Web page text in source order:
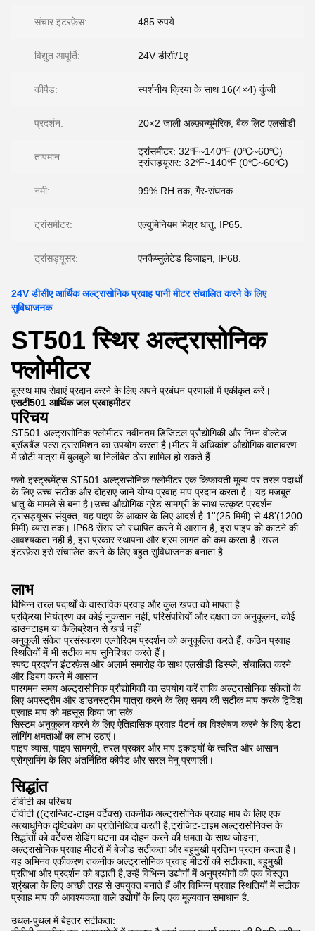
संचार इंटरफ़ेस: 485 रुपये
विद्युत आपूर्ति: 24V डीसी/1ए
कीपैड: स्पर्शनीय क्रिया के साथ 16(4×4) कुंजी
प्रदर्शन: 20×2 जाली अल्फ़ान्यूमेरिक, बैक लिट एलसीडी
तापमान:
ट्रांसमीटर: 32℉~140℉ (0℃~60℃)
ट्रांसड्यूसर: 32℉~140℉ (0℃~60℃)
नमी: 99% RH तक, गैर-संघनक
ट्रांसमीटर: एल्युमिनियम मिश्र धातु, IP65.
ट्रांसड्यूसर: एनकैप्सुलेटेड डिजाइन, IP68.
24V डीसीए आर्थिक अल्ट्रासोनिक प्रवाह पानी मीटर संचालित करने के लिए
सुविधाजनक
ST501 स्थिर अल्ट्रासोनिक
फ्लोमीटर
दूरस्थ माप सेवाएं प्रदान करने के लिए अपने प्रबंधन प्रणाली में एकीकृत करें।
एसटी501 आर्थिक जल प्रवाहमीटर
परिचय
ST501 अल्ट्रासोनिक फ्लोमीटर नवीनतम डिजिटल प्रौद्योगिकी और निम्न वोल्टेज
ब्रॉडबैंड पल्स ट्रांसमिशन का उपयोग करता है।मीटर में अधिकांश औद्योगिक वातावरण
में छोटी मात्रा में बुलबुले या निलंबित ठोस शामिल हो सकते हैं.
फ्लो-इंस्ट्रूमेंट्स ST501 अल्ट्रासोनिक फ्लोमीटर एक किफायती मूल्य पर तरल पदार्थों
के लिए उच्च सटीक और दोहराए जाने योग्य प्रवाह माप प्रदान करता है। यह मजबूत
धातु के मामले से बना है।उच्च औद्योगिक ग्रेड सामग्री के साथ उत्कृष्ट प्रदर्शन
ट्रांसड्यूसर संयुक्त, यह पाइप के आकार के लिए आदर्श है 1''(25 मिमी) से 48'(1200
मिमी) व्यास तक। IP68 सेंसर जो स्थापित करने में आसान हैं, इस पाइप को काटने की
आवश्यकता नहीं है, इस प्रकार स्थापना और श्रम लागत को कम करता है।सरल
इंटरफ़ेस इसे संचालित करने के लिए बहुत सुविधाजनक बनाता है.
लाभ
विभिन्न तरल पदार्थों के वास्तविक प्रवाह और कुल खपत को मापता है
प्रक्रिया नियंत्रण का कोई नुकसान नहीं, परिसंपत्तियों और दक्षता का अनुकूलन, कोई
डाउनटाइम या कैलिब्रेशन से खर्च नहीं
अनुकूली संकेत प्रसंस्करण एल्गोरिदम प्रदर्शन को अनुकूलित करते हैं, कठिन प्रवाह
स्थितियों में भी सटीक माप सुनिश्चित करते हैं।
स्पष्ट प्रदर्शन इंटरफ़ेस और अलार्म समारोह के साथ एलसीडी डिस्प्ले, संचालित करने
और डिबग करने में आसान
पारगमन समय अल्ट्रासोनिक प्रौद्योगिकी का उपयोग करें ताकि अल्ट्रासोनिक संकेतों के
लिए अपस्ट्रीम और डाउनस्ट्रीम यात्रा करने के लिए समय की सटीक माप करके द्विदिश
प्रवाह माप को महसूस किया जा सके
सिस्टम अनुकूलन करने के लिए ऐतिहासिक प्रवाह पैटर्न का विश्लेषण करने के लिए डेटा
लॉगिंग क्षमताओं का लाभ उठाएं।
पाइप व्यास, पाइप सामग्री, तरल प्रकार और माप इकाइयों के त्वरित और आसान
प्रोग्रामिंग के लिए अंतर्निहित कीपैड और सरल मेनू प्रणाली।
सिद्धांत
टीवीटी का परिचय
टीवीटी ((ट्रान्जिट-टाइम वर्टेक्स) तकनीक अल्ट्रासोनिक प्रवाह माप के लिए एक
अत्याधुनिक दृष्टिकोण का प्रतिनिधित्व करती है,ट्रांजिट-टाइम अल्ट्रासोनिक्स के
सिद्धांतों को वर्टेक्स शेडिंग घटना का दोहन करने की क्षमता के साथ जोड़ना,
अल्ट्रासोनिक प्रवाह मीटरों में बेजोड़ सटीकता और बहुमुखी प्रतिभा प्रदान करता है।
यह अभिनव एकीकरण तकनीक अल्ट्रासोनिक प्रवाह मीटरों की सटीकता, बहुमुखी
प्रतिभा और प्रदर्शन को बढ़ाती है,उन्हें विभिन्न उद्योगों में अनुप्रयोगों की एक विस्तृत
श्रृंखला के लिए अच्छी तरह से उपयुक्त बनाते हैं और विभिन्न प्रवाह स्थितियों में सटीक
प्रवाह माप की आवश्यकता वाले उद्योगों के लिए एक मूल्यवान समाधान है.
उथल-पुथल में बेहतर सटीकता: